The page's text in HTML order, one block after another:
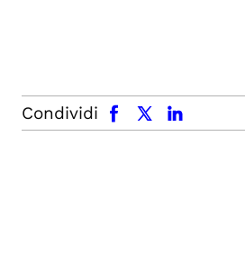
Condividi
facebook x.com linkedin